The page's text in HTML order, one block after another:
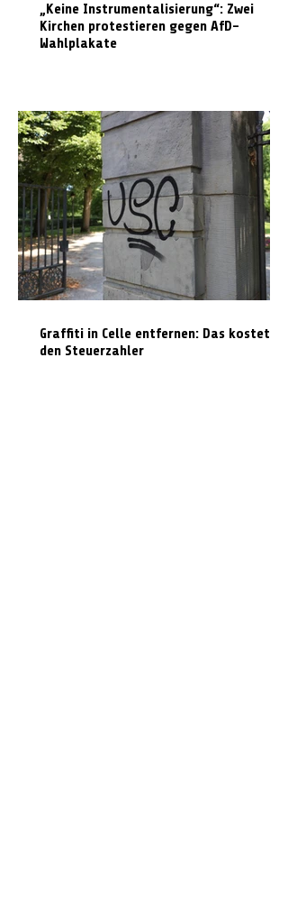
„Keine Instrumentalisierung“: Zwei
Kirchen protestieren gegen AfD-
Wahlplakate
Graffiti in Celle entfernen: Das kostet es
den Steuerzahler